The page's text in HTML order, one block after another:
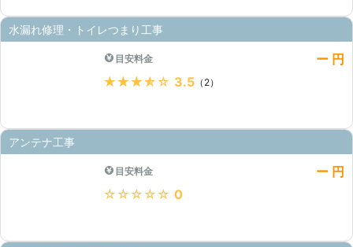
水漏れ修理・トイレつまり工事
目安料金
ー 円
★★★★★ 3.5 （2）
アンテナ工事
目安料金
ー 円
★★★★★ 0